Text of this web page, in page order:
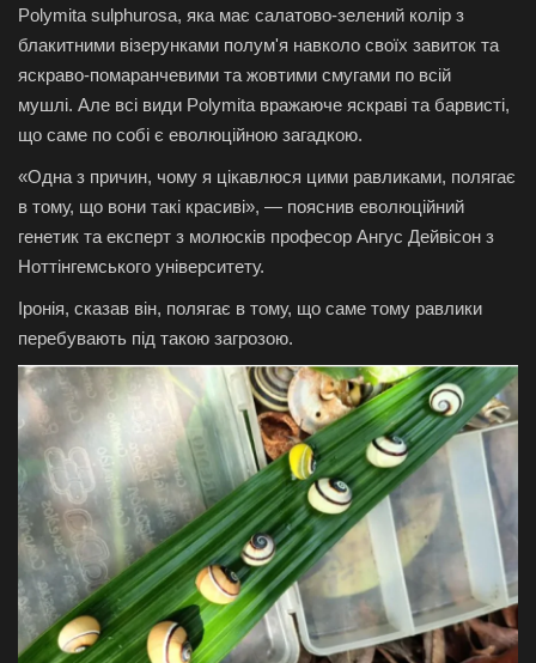
Polymita sulphurosa, яка має салатово-зелений колір з
блакитними візерунками полум'я навколо своїх завиток та
яскраво-помаранчевими та жовтими смугами по всій
мушлі. Але всі види Polymita вражаюче яскраві та барвисті,
що саме по собі є еволюційною загадкою.
«Одна з причин, чому я цікавлюся цими равликами, полягає
в тому, що вони такі красиві», — пояснив еволюційний
генетик та експерт з молюсків професор Ангус Дейвісон з
Ноттінгемського університету.
Іронія, сказав він, полягає в тому, що саме тому равлики
перебувають під такою загрозою.